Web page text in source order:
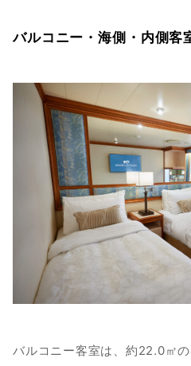
バルコニー・海側・内側客
バルコニー客室は、約22.0㎡